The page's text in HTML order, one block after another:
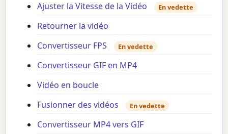
Ajuster la Vitesse de la Vidéo
En vedette
Retourner la vidéo
Convertisseur FPS
En vedette
Convertisseur GIF en MP4
Vidéo en boucle
Fusionner des vidéos
En vedette
Convertisseur MP4 vers GIF